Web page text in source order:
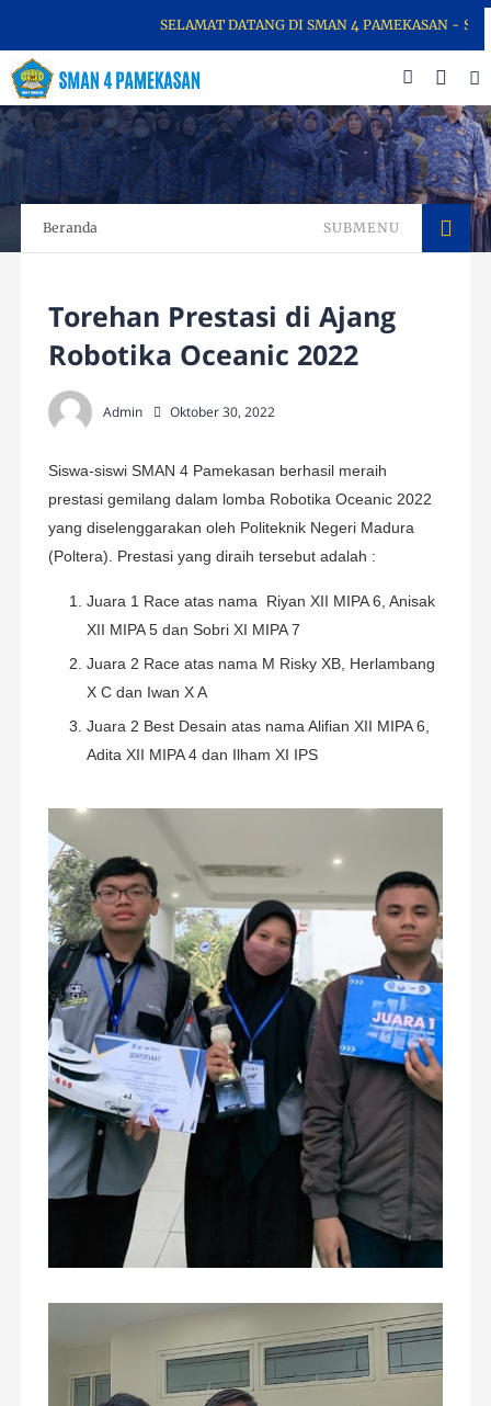
SELAMAT DATANG DI SMAN 4 PAMEKASAN -
Beranda SUBMENU
Torehan Prestasi di Ajang
Robotika Oceanic 2022
Admin Oktober 30, 2022
Siswa-siswi SMAN 4 Pamekasan berhasil meraih
prestasi gemilang dalam lomba Robotika Oceanic 2022
yang diselenggarakan oleh Politeknik Negeri Madura
(Poltera). Prestasi yang diraih tersebut adalah :
Juara 1 Race atas nama Riyan XII MIPA 6, Anisak
XII MIPA 5 dan Sobri XI MIPA 7
Juara 2 Race atas nama M Risky XB, Herlambang
X C dan Iwan X A
Juara 2 Best Desain atas nama Alifian XII MIPA 6,
Adita XII MIPA 4 dan Ilham XI IPS